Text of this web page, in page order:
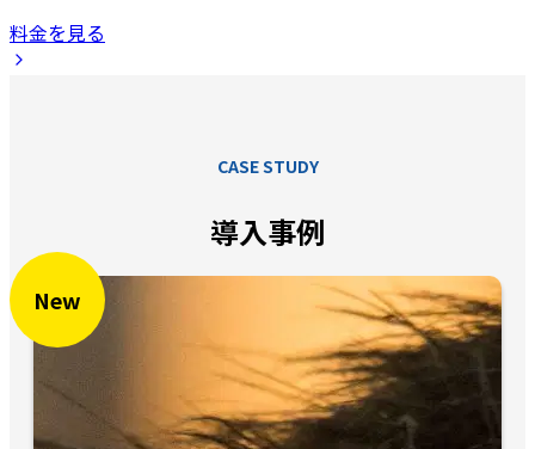
料金を見る
CASE STUDY
導入事例
New